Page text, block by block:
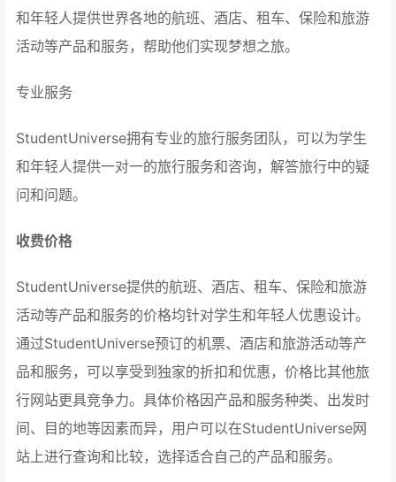
和年轻人提供世界各地的航班、酒店、租车、保险和旅游
活动等产品和服务，帮助他们实现梦想之旅。
专业服务
StudentUniverse拥有专业的旅行服务团队，可以为学生
和年轻人提供一对一的旅行服务和咨询，解答旅行中的疑
问和问题。
收费价格
StudentUniverse提供的航班、酒店、租车、保险和旅游
活动等产品和服务的价格均针对学生和年轻人优惠设计。
通过StudentUniverse预订的机票、酒店和旅游活动等产
品和服务，可以享受到独家的折扣和优惠，价格比其他旅
行网站更具竞争力。具体价格因产品和服务种类、出发时
间、目的地等因素而异，用户可以在StudentUniverse网
站上进行查询和比较，选择适合自己的产品和服务。